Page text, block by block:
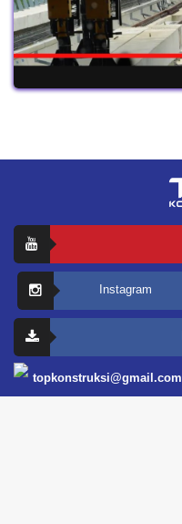
Instagram
topkonstruksi@gmail.com